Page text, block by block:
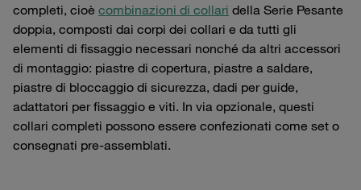
completi, cioè combinazioni di collari della Serie Pesante
doppia, composti dai corpi dei collari e da tutti gli
elementi di fissaggio necessari nonché da altri accessori
di montaggio: piastre di copertura, piastre a saldare,
piastre di bloccaggio di sicurezza, dadi per guide,
adattatori per fissaggio e viti. In via opzionale, questi
collari completi possono essere confezionati come set o
consegnati pre-assemblati.